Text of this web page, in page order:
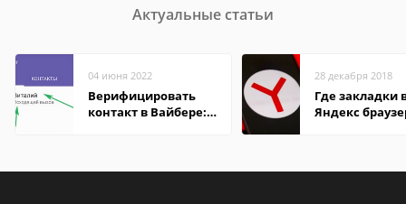
Актуальные статьи
04 июня 2022
Верифицировать
контакт в Вайбере:
28 декабря 2018
Где закладки
Яндекс